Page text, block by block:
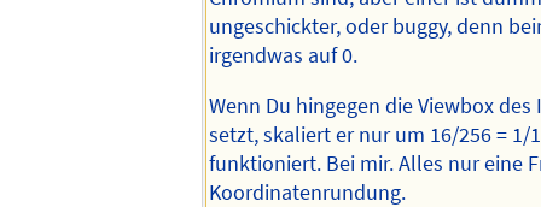
ungeschickter, oder buggy, denn
irgendwas auf 0.
Wenn Du hingegen die Viewbox des
setzt, skaliert er nur um 16/256 = 1/
funktioniert. Bei mir. Alles nur eine
Koordinatenrundung.